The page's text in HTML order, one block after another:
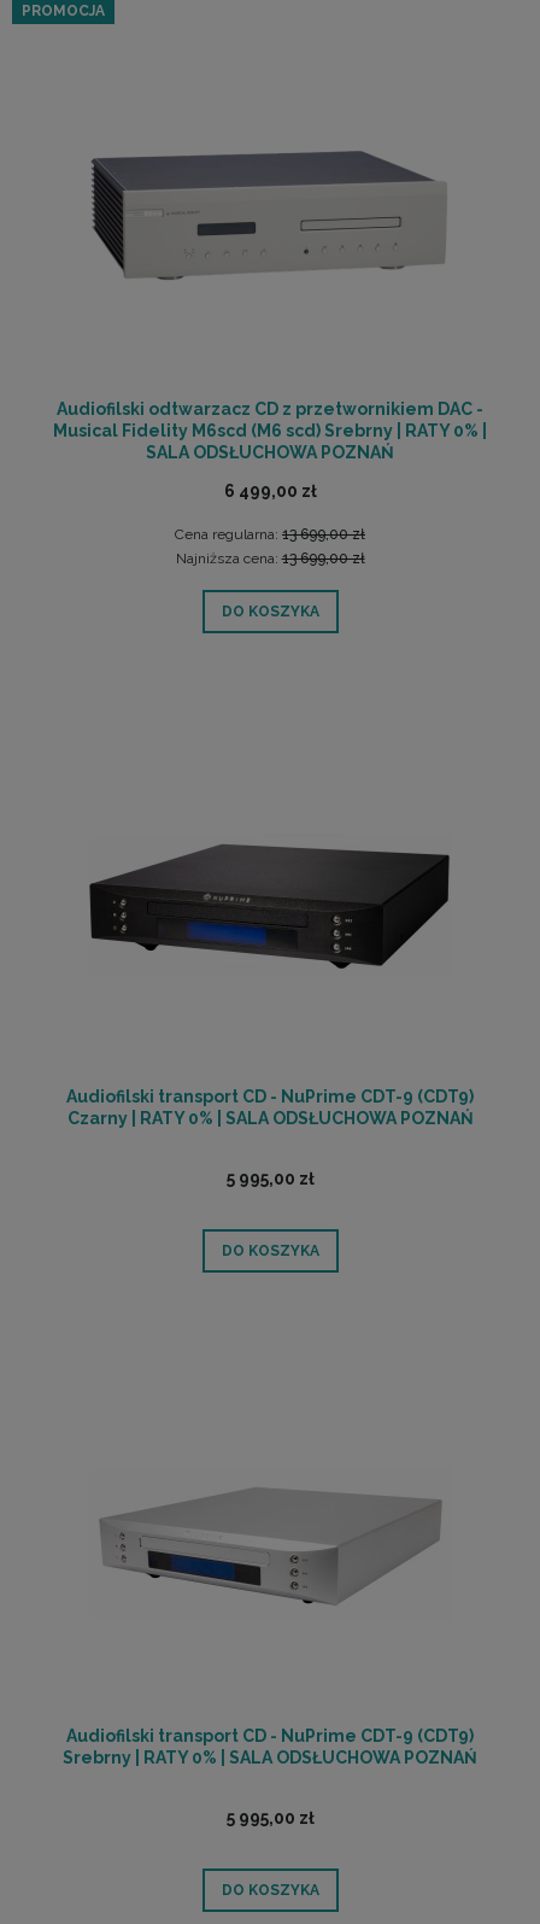
Audiofilski odtwarzacz CD z przetwornikiem DAC -
Musical Fidelity M6scd (M6 scd) Srebrny | RATY 0% |
SALA ODSŁUCHOWA POZNAŃ
6 499,00 zł
Cena regularna: 13 699,00 zł
Najniższa cena:13 699,00 zł
DO KOSZYKA
PROMOCJA
Audiofilski transport CD - NuPrime CDT-9 (CDT9)
Czarny | RATY 0% | SALA ODSŁUCHOWA POZNAŃ
5 995,00 zł
DO KOSZYKA
Audiofilski transport CD - NuPrime CDT-9 (CDT9)
Srebrny | RATY 0% | SALA ODSŁUCHOWA POZNAŃ
5 995,00 zł
DO KOSZYKA